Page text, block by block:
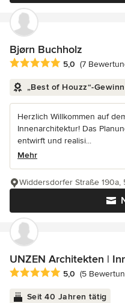
Bjørn Buchholz
Durchschnittliche
5,0 (7
„Best of Houzz“-
Herzlich Willkommen auf
Innenarchitektur! Das
entwirft und realisi...
Mehr
Widdersdorfer Straße 190a,
UNZEN Architekten |
Durchschnittliche
5,0 (5
Seit 40 Jahren tätig